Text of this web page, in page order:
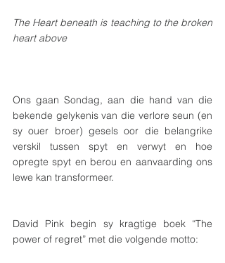
The Heart beneath is teaching to the broken
heart above
Ons gaan Sondag, aan die hand van die
bekende gelykenis van die verlore seun (en
sy ouer broer) gesels oor die belangrike
verskil tussen spyt en verwyt en hoe
opregte spyt en berou en aanvaarding ons
lewe kan transformeer.
David Pink begin sy kragtige boek “The
power of regret” met die volgende motto: